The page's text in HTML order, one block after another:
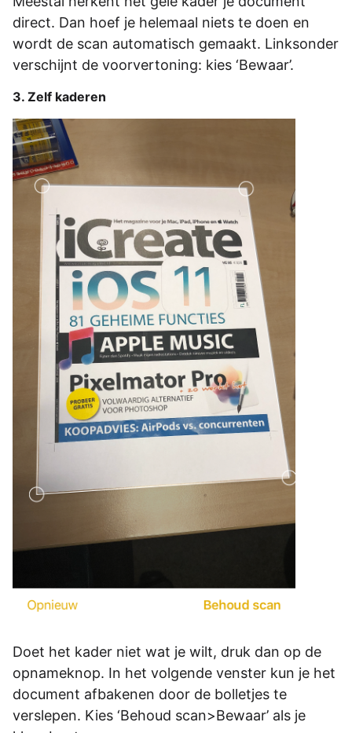
direct. Dan hoef je helemaal niets te doen en
wordt de scan automatisch gemaakt. Linksonder
verschijnt de voorvertoning: kies ‘Bewaar’.
3. Zelf kaderen
Doet het kader niet wat je wilt, druk dan op de
opnameknop. In het volgende venster kun je het
document afbakenen door de bolletjes te
verslepen. Kies ‘Behoud scan>Bewaar’ als je